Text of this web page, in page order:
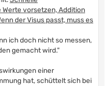
vorsetzen, Addition
der Visus passt, muss es
ich doch nicht so messen,
gemacht wird."
einer
hat, schüttelt sich bei